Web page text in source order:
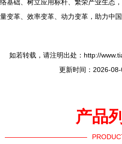
络基础、树立应用标杆、繁荣产业生态
量变革、效率变革、动力变革，助力中
如若转载，请注明出处：http://
更新时间：2026-
产品